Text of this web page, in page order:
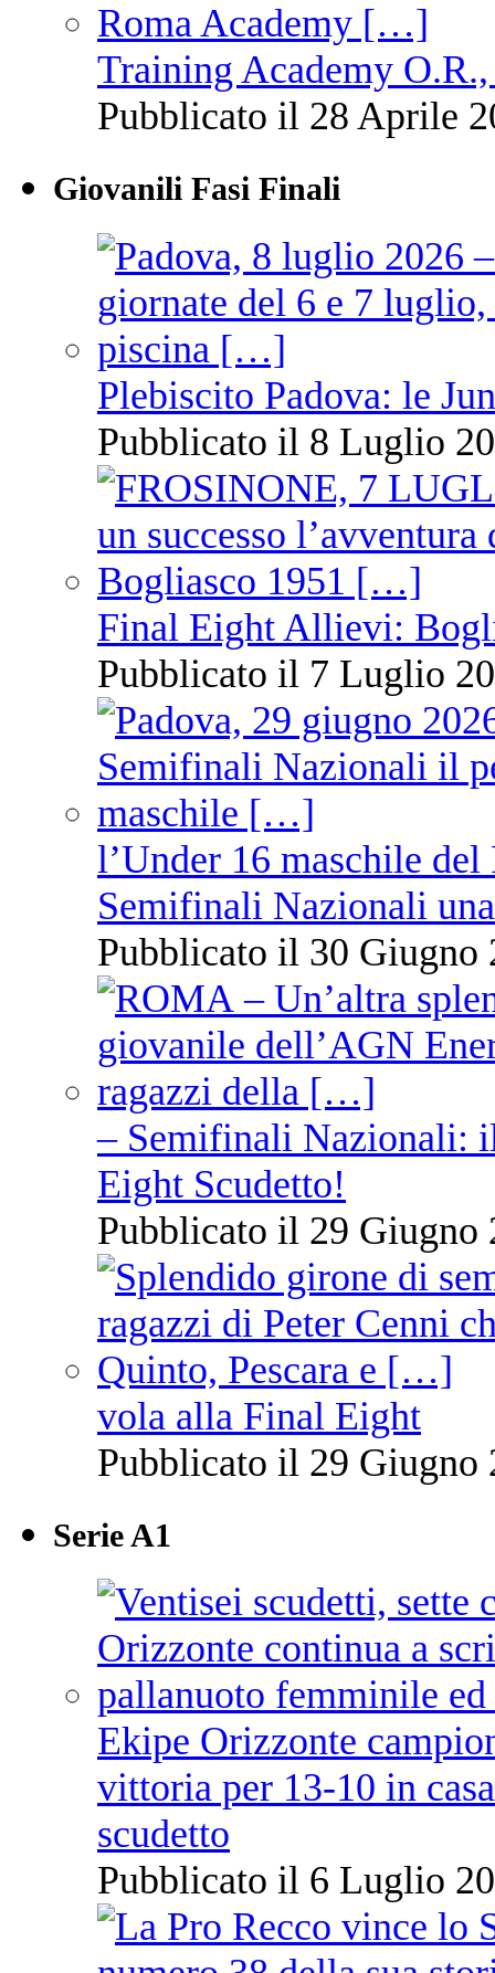
Training Academy
Pubblicato il 28 Aprile
Giovanili Fasi Finali
Plebiscito Padova: le
Pubblicato il 8 Luglio
Final Eight Allievi:
Pubblicato il 7 Luglio
l’Under 16 maschile
Semifinali Nazionali
Pubblicato il 30 Giugno
– Semifinali Nazionali:
Eight Scudetto!
Pubblicato il 29 Giugno
vola alla Final Eight
Pubblicato il 29 Giugno
Serie A1
Ekipe Orizzonte
vittoria per 13-10 in
scudetto
Pubblicato il 6 Luglio